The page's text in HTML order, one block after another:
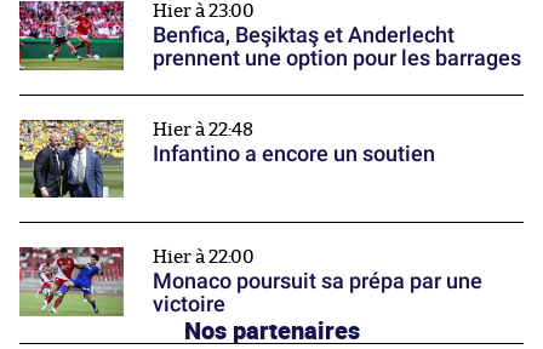
Hier à 23:00
Benfica, Beşiktaş et Anderlecht
prennent une option pour les barrages
Hier à 22:48
Infantino a encore un soutien
Hier à 22:00
Monaco poursuit sa prépa par une
victoire
Nos partenaires